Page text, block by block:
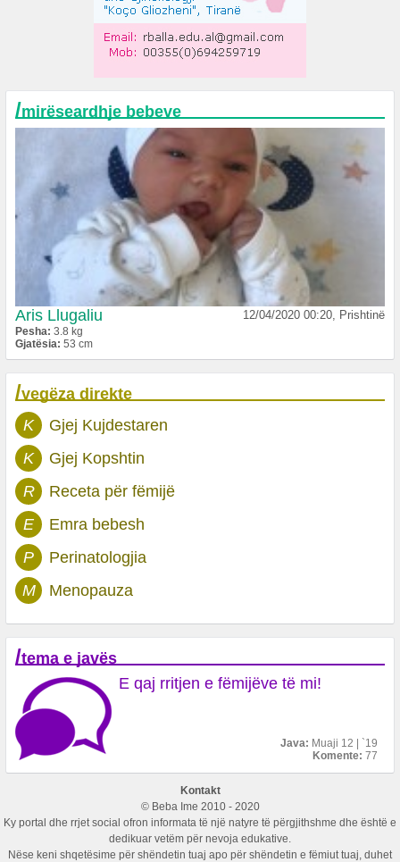
/mirëseardhje bebeve
Aris Llugaliu 12/04/2020 00:20, Prishtinë
Pesha: 3.8 kg
Gjatësia: 53 cm
/vegëza direkte
K
Gjej Kujdestaren
K
Gjej Kopshtin
R
Receta për fëmijë
E
Emra bebesh
P
Perinatologjia
M
Menopauza
/tema e javës
E qaj rritjen e fëmijëve të mi!
Java: Muaji 12 | `19
Komente: 77
Kontakt
© Beba Ime 2010 - 2020
Ky portal dhe rrjet social ofron informata të një natyre të përgjithshme dhe është e
dedikuar vetëm për nevoja edukative.
Nëse keni shqetësime për shëndetin tuaj apo për shëndetin e fëmiut tuaj, duhet